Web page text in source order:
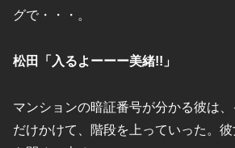
グで・・・。
松田「入るよーーー美緒!!」
マンションの暗証番号が分かる彼は
だけかけて、階段を上っていった。